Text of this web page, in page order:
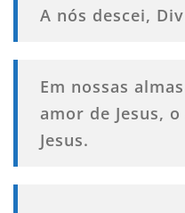
A nós descei,
Em nossas
amor de Jesus,
Jesus.